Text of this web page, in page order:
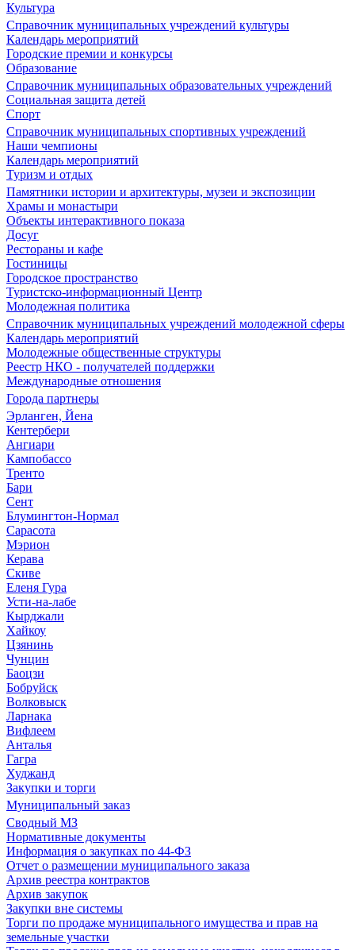
Культура
Справочник муниципальных учреждений культуры
Календарь мероприятий
Городские премии и конкурсы
Образование
Справочник муниципальных образовательных учреждений
Социальная защита детей
Спорт
Справочник муниципальных спортивных учреждений
Наши чемпионы
Календарь мероприятий
Туризм и отдых
Памятники истории и архитектуры, музеи и экспозиции
Храмы и монастыри
Объекты интерактивного показа
Досуг
Рестораны и кафе
Гостиницы
Городское пространство
Туристско-информационный Центр
Молодежная политика
Справочник муниципальных учреждений молодежной сферы
Календарь мероприятий
Молодежные общественные структуры
Реестр НКО - получателей поддержки
Международные отношения
Города партнеры
Эрланген, Йена
Кентербери
Ангиари
Кампобассо
Тренто
Бари
Сент
Блумингтон-Нормал
Сарасота
Мэрион
Керава
Скиве
Еленя Гура
Усти-на-лабе
Кырджали
Хайкоу
Цзянинь
Чунцин
Баоцзи
Бобруйск
Волковыск
Ларнака
Вифлеем
Анталья
Гагра
Худжанд
Закупки и торги
Муниципальный заказ
Сводный МЗ
Нормативные документы
Информация о закупках по 44-ФЗ
Отчет о размещении муниципального заказа
Архив реестра контрактов
Архив закупок
Закупки вне системы
Торги по продаже муниципального имущества и прав на
земельные участки